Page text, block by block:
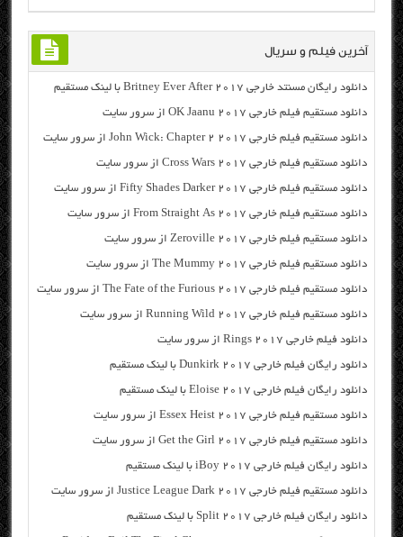
آخرین فیلم و سریال
دانلود رایگان مسنتد خارجی Britney Ever After 2017 با لینک مستقیم
دانلود مستقیم فیلم خارجی OK Jaanu 2017 از سرور سایت
دانلود مستقیم فیلم خارجی John Wick: Chapter 2 2017 از سرور سایت
دانلود مستقیم فیلم خارجی Cross Wars 2017 از سرور سایت
دانلود مستقیم فیلم خارجی Fifty Shades Darker 2017 از سرور سایت
دانلود مستقیم فیلم خارجی From Straight As 2017 از سرور سایت
دانلود مستقیم فیلم خارجی Zeroville 2017 از سرور سایت
دانلود مستقیم فیلم خارجی The Mummy 2017 از سرور سایت
دانلود مستقیم فیلم خارجی The Fate of the Furious 2017 از سرور سایت
دانلود مستقیم فیلم خارجی Running Wild 2017 از سرور سایت
دانلود فیلم خارجی Rings 2017 از سرور سایت
دانلود رایگان فیلم خارجی Dunkirk 2017 با لینک مستقیم
دانلود رایگان فیلم خارجی Eloise 2017 با لینک مستقیم
دانلود مستقیم فیلم خارجی Essex Heist 2017 از سرور سایت
دانلود مستقیم فیلم خارجی Get the Girl 2017 از سرور سایت
دانلود رایگان فیلم خارجی iBoy 2017 با لینک مستقیم
دانلود مستقیم فیلم خارجی Justice League Dark 2017 از سرور سایت
دانلود رایگان فیلم خارجی Split 2017 با لینک مستقیم